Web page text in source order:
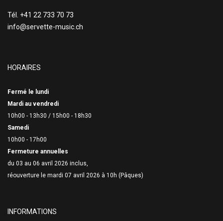
Tél. +41 22 733 70 73
info@servette-music.ch
HORAIRES
Fermé le lundi
Mardi au vendredi
10h00 - 13h30 / 15h00 - 18h30
Samedi
10h00 - 17h00
Fermeture annuelles
du 03 au 06 avril 2026 inclus,
réouverture le mardi 07 avril 2026 à 10h (Pâques)
INFORMATIONS